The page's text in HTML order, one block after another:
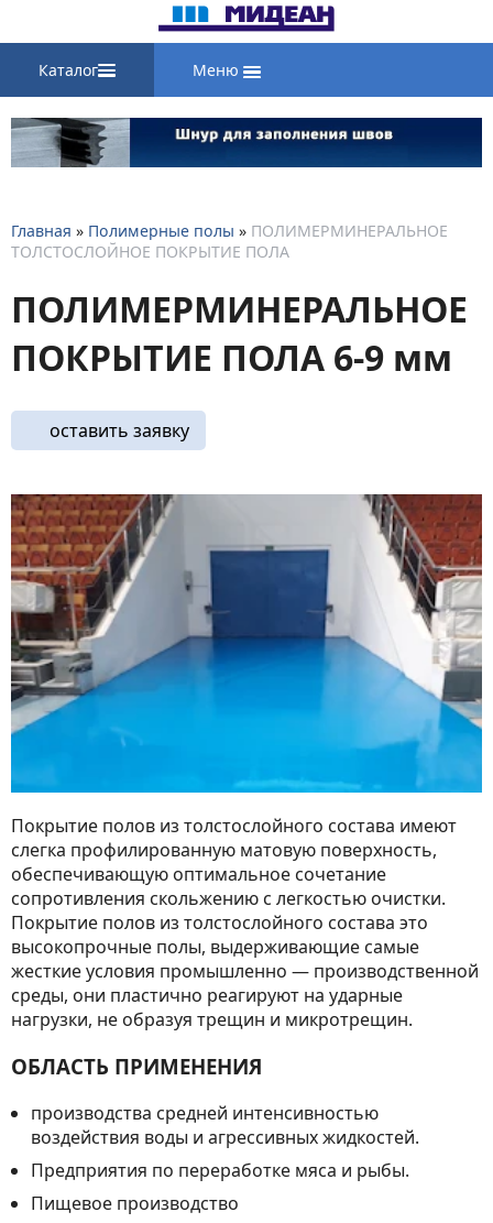
Каталог Меню
Главная » Полимерные полы » ПОЛИМЕРМИНЕРАЛЬНОЕ
ТОЛСТОСЛОЙНОЕ ПОКРЫТИЕ ПОЛА
ПОЛИМЕРМИНЕРАЛЬНОЕ
ПОКРЫТИЕ ПОЛА 6-9 мм
оставить заявку
Покрытие полов из толстослойного состава имеют
слегка профилированную матовую поверхность,
обеспечивающую оптимальное сочетание
сопротивления скольжению с легкостью очистки.
Покрытие полов из толстослойного состава это
высокопрочные полы, выдерживающие самые
жесткие условия промышленно — производственной
среды, они пластично реагируют на ударные
нагрузки, не образуя трещин и микротрещин.
ОБЛАСТЬ ПРИМЕНЕНИЯ
производства средней интенсивностью
воздействия воды и агрессивных жидкостей.
Предприятия по переработке мяса и рыбы.
Пищевое производство